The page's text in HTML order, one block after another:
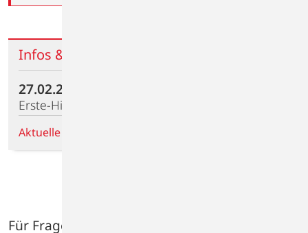
Infos & Termine
27.02.2026
Erste-Hilfe-Kurs (9UE) - BG-tauglich
Aktuelle Termine
Für Fragen stehen wir Ihnen gerne zur